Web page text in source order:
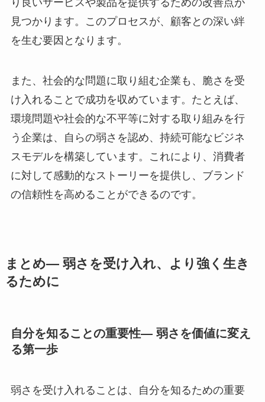
見つかります。このプロセスが、顧客との深い絆
を生む要因となります。
また、社会的な問題に取り組む企業も、脆さを受
け入れることで成功を収めています。たとえば、
環境問題や社会的な不平等に対する取り組みを行
う企業は、自らの弱さを認め、持続可能なビジネ
スモデルを構築しています。これにより、消費者
に対して感動的なストーリーを提供し、ブランド
の信頼性を高めることができるのです。
まとめ— 弱さを受け入れ、より強く生き
るために
自分を知ることの重要性— 弱さを価値に変え
る第一歩
弱さを受け入れることは、自分を知るための重要